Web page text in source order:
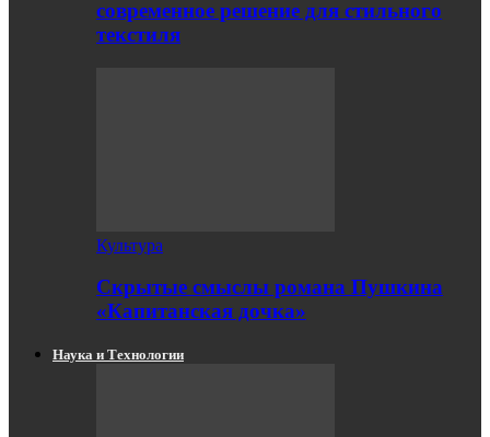
современное решение для стильного
текстиля
Культура
Скрытые смыслы романа Пушкина
«Капитанская дочка»
Наука и Технологии